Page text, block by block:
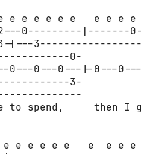
e e e e e e   e e e
0---------|-------
|---3-----------------
0-
0---0---0---|-0---
3-
to spend,     then I
e e e e e   e  e e e